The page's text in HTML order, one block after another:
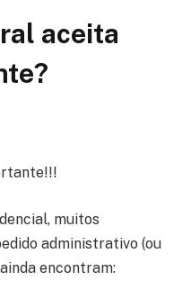
aceita
muitos
administrativo (ou
encontram: